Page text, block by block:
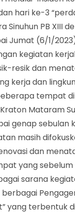
hari ke-3
Sinuhun PB XIII
Jumat (6/1/
kegiatan
resik dan
kerja dan
tempat
Mataram
genap sebulan
masih
dan
yang sebelum
sarana
yang terbentuk